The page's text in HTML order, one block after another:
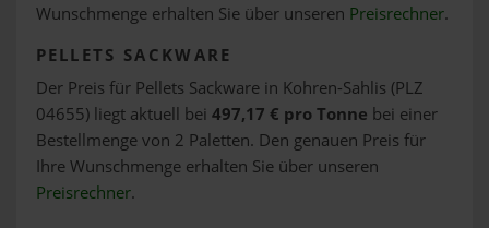
Wunschmenge erhalten Sie über unseren Preisrechner.
PELLETS SACKWARE
Der Preis für Pellets Sackware in Kohren-Sahlis (PLZ
04655) liegt aktuell bei 497,17 € pro Tonne bei einer
Bestellmenge von 2 Paletten. Den genauen Preis für
Ihre Wunschmenge erhalten Sie über unseren
Preisrechner.